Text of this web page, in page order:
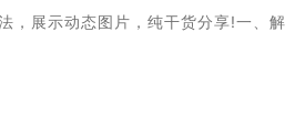
，展示动态图片，纯干货分享!一、解